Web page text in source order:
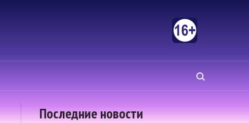
Последние новости